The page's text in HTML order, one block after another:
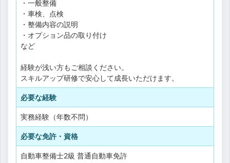
・一般整備
・車検、点検
・整備内容の説明
・オプション品の取り付け
など
経験が浅い方もご相談ください。
スキルアップ研修で安心して成長いただけます。
必要な経験
実務経験（年数不問）
必要な免許・資格
自動車整備士2級 普通自動車免許